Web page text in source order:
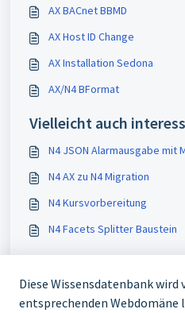
AX BACnet BBMD
AX Host ID Change
AX Installation Sedona
AX/N4 BFormat
Vielleicht auch
N4 JSON Alarmausgabe mit
N4 AX zu N4 Migration
N4 Kursvorbereitung
N4 Facets Splitter Baustein
Diese Wissensdatenbank
entsprechenden